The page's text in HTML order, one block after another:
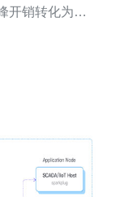
开销转化为可
扣；使用预